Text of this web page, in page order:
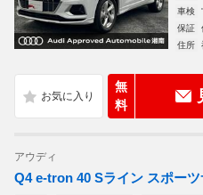
車検
保証
住所
無
料
アウディ
Q4 e-tron 40 Sライン スポー